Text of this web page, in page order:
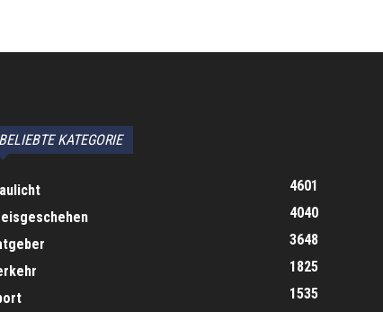
BELIEBTE KATEGORIE
4601
4040
3648
1825
1535